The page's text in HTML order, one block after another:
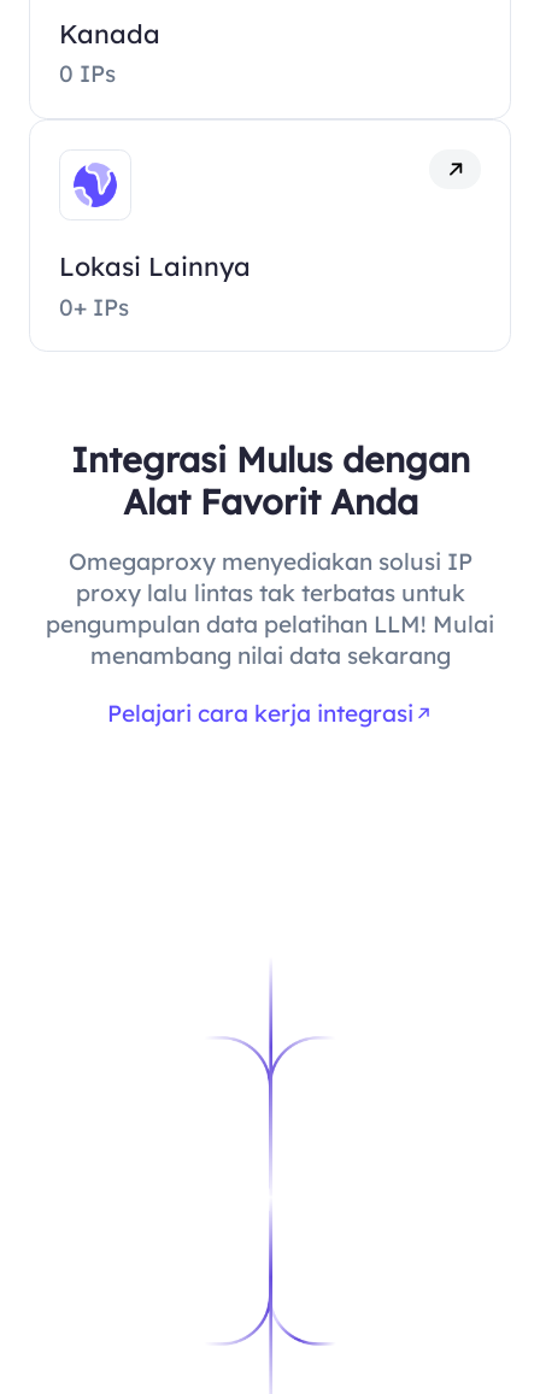
Kanada
0 IPs
Lokasi Lainnya
0+ IPs
Integrasi Mulus dengan
Alat Favorit Anda
Omegaproxy menyediakan solusi IP
proxy lalu lintas tak terbatas untuk
pengumpulan data pelatihan LLM! Mulai
menambang nilai data sekarang
Pelajari cara kerja integrasi